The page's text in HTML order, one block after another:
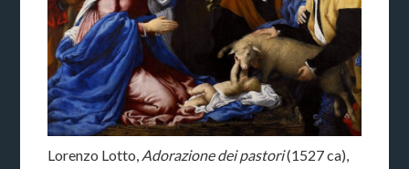
Lorenzo Lotto, Adorazione dei pastori(1527 ca),